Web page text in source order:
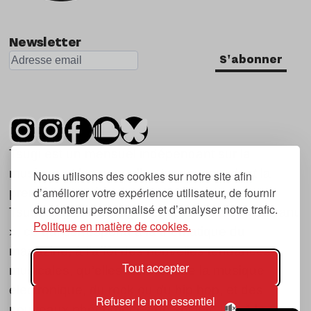
Nous utilisons des cookies sur notre site afin
d’améliorer votre expérience utilisateur, de fournir
du contenu personnalisé et d’analyser notre trafic.
Politique en matière de cookies.
Tout accepter
Refuser le non essentiel
Newsletter
S'abonner
Tsugi est un mensuel indépendant sur la
musique et les nouvelles tendances, dont la
première parution date de 2007.
Tsugi en japonais signifie « prochain », « suivant
», ce qui correspond à la thématique du
magazine, à l’affût des nouvelles tendances
musicales, qu’elles viennent de la musique
électronique, du rock ou du hip hop, et des